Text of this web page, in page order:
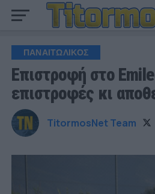
ΠΑΝΑΙΤΩΛΙΚΟΣ
Επιστροφή στο
επιστροφές κι
TitormosNet Team